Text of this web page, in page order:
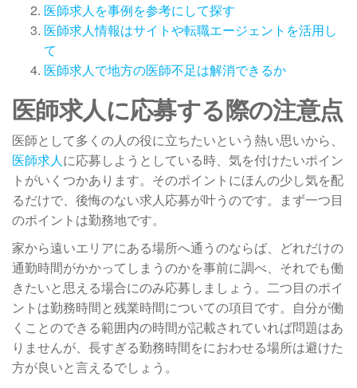
医師求人を事例を参考にして探す
医師求人情報はサイトや転職エージェントを活用し
て
医師求人で地方の医師不足は解消できるか
医師求人に応募する際の注意点
医師として多くの人の役に立ちたいという熱い思いから、
医師求人に応募しようとしている時、気を付けたいポイン
トがいくつかあります。そのポイントにほんの少し気を配
るだけで、後悔のない求人応募が叶うのです。まず一つ目
のポイントは勤務地です。
家から遠いエリアにある場所へ通うのならば、どれだけの
通勤時間がかかってしまうのかを事前に調べ、それでも働
きたいと思える場合にのみ応募しましょう。二つ目のポイ
ントは勤務時間と残業時間についての項目です。自分が働
くことのできる範囲内の時間が記載されていれば問題はあ
りませんが、長すぎる勤務時間をにおわせる場所は避けた
方が良いと言えるでしょう。